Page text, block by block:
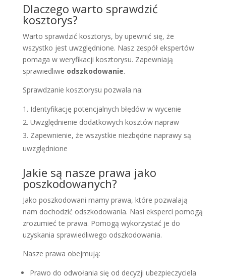
Dlaczego warto sprawdzić
kosztorys?
Warto sprawdzić kosztorys, by upewnić się, że
wszystko jest uwzględnione. Nasz zespół ekspertów
pomaga w weryfikacji kosztorysu. Zapewniają
sprawiedliwe odszkodowanie.
Sprawdzanie kosztorysu pozwala na:
Identyfikację potencjalnych błędów w wycenie
Uwzględnienie dodatkowych kosztów napraw
Zapewnienie, że wszystkie niezbędne naprawy są
uwzględnione
Jakie są nasze prawa jako
poszkodowanych?
Jako poszkodowani mamy prawa, które pozwalają
nam dochodzić odszkodowania. Nasi eksperci pomogą
zrozumieć te prawa. Pomogą wykorzystać je do
uzyskania sprawiedliwego odszkodowania.
Nasze prawa obejmują:
Prawo do odwołania się od decyzji ubezpieczyciela